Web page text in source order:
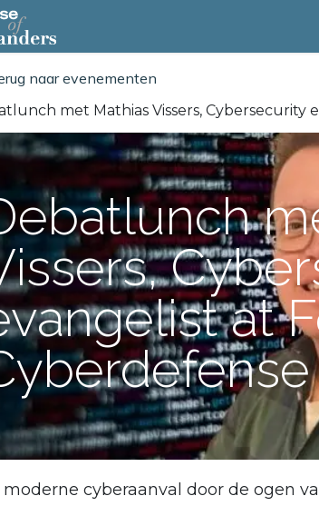
naar evenementen
met Mathias Vissers, Cybersecurity
at
moderne cyberaanval door de ogen